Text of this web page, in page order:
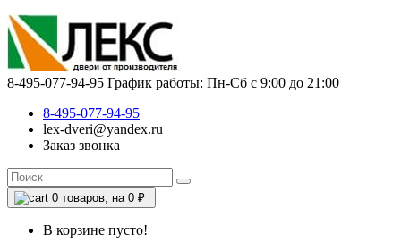
8-495-077-94-95 График работы: Пн-Сб с 9:00 до 21:00
8-495-077-94-95
lex-dveri@yandex.ru
Заказ звонка
0 товаров, на 0 ₽
В корзине пусто!